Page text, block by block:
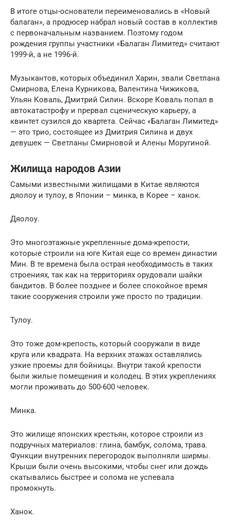
В итоге отцы-основатели переименовались в «Новый
балаган», а продюсер набрал новый состав в коллектив
с первоначальным названием. Поэтому годом
рождения группы участники «Балаган Лимитед» считают
1999-й, а не 1996-й.
Музыкантов, которых объединил Харин, звали Светлана
Смирнова, Елена Курникова, Валентина Чижикова,
Ульян Коваль, Дмитрий Силин. Вскоре Коваль попал в
автокатастрофу и прервал сценическую карьеру, а
квинтет сузился до квартета. Сейчас «Балаган Лимитед»
— это трио, состоящее из Дмитрия Силина и двух
девушек — Светланы Смирновой и Алены Моругиной.
Жилища народов Азии
Самыми известными жилищами в Китае являются
дяолоу и тулоу, в Японии – минка, в Корее – ханок.
Дяолоу.
Это многоэтажные укрепленные дома-крепости,
которые строили на юге Китая еще со времен династии
Мин. В те времена была острая необходимость в таких
строениях, так как на территориях орудовали шайки
бандитов. В более позднее и более спокойное время
такие сооружения строили уже просто по традиции.
Тулоу.
Это тоже дом-крепость, который сооружали в виде
круга или квадрата. На верхних этажах оставлялись
узкие проемы для бойницы. Внутри такой крепости
были жилые помещения и колодец. В этих укреплениях
могли проживать до 500-600 человек.
Минка.
Это жилище японских крестьян, которое строили из
подручных материалов: глина, бамбук, солома, трава.
Функции внутренних перегородок выполняли ширмы.
Крыши были очень высокими, чтобы снег или дождь
скатывались быстрее и солома не успевала
промокнуть.
Ханок.